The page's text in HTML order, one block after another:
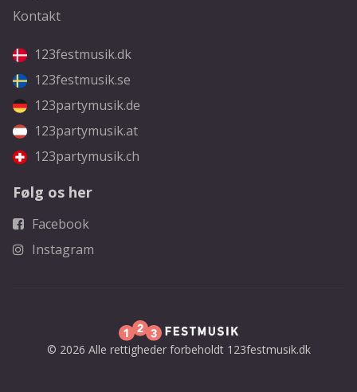
Kontakt
123festmusik.dk
123festmusik.se
123partymusik.de
123partymusik.at
123partymusik.ch
Følg os her
Facebook
Instagram
© 2026 Alle rettigheder forbeholdt 123festmusik.dk